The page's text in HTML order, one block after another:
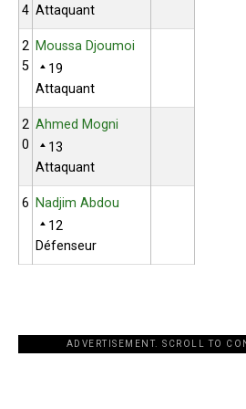
4 Attaquant
2
5
Moussa Djoumoi
19
Attaquant
2
0
Ahmed Mogni
13
Attaquant
6 Nadjim Abdou
12
Défenseur
ADVERTISEMENT. SCROLL TO